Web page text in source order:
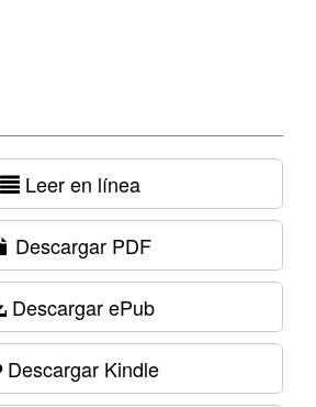
Leer en línea
Descargar PDF
Descargar ePub
Descargar Kindle